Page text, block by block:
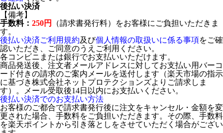
後払い決済
【備考】
手数料： 250円
（請求書発行料）をお客様にご負担いただきま
す。
後払い決済ご利用規約及び個人情報の取扱いに係る事項をご確
認いただき、ご同意のうえご利用ください。
各コンビニまたは銀行でお支払いいただけます。
商品発送後、注文者メールアドレスに対してお支払い用バーコ
ード付きの請求のご案内メールを送付します（楽天市場の指示
に基づき株式会社ネットプロテクションズよりご請求しま
す）。メール受取後14日以内にお支払いください。
後払い決済でのお支払い方法
お客様のご都合で請求書発行後に注文をキャンセル・金額を変
更された場合、手数料をご負担いただきます。その際、手数料
を楽天ポイントから引き落としをさせていただく場合がござい